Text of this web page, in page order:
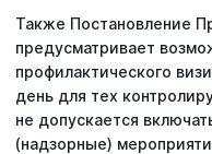
Также Постановление
предусматривает
профилактического
день для тех
не допускается
(надзорные)